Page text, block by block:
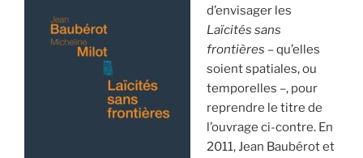
d’envisager les
Laïcités sans
frontières – qu’elles
soient spatiales, ou
temporelles –, pour
reprendre le titre de
l’ouvrage ci-contre. En
2011, Jean Baubérot et